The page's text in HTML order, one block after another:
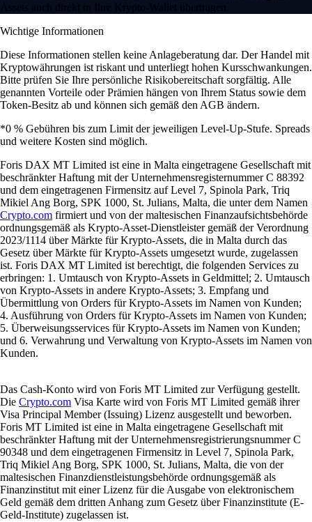
Assets auch direkt in Ihre Krypto-Wallet übertragen.
Wichtige Informationen
Diese Informationen stellen keine Anlageberatung dar. Der Handel mit
Kryptowährungen ist riskant und unterliegt hohen Kursschwankungen.
Bitte prüfen Sie Ihre persönliche Risikobereitschaft sorgfältig. Alle
genannten Vorteile oder Prämien hängen von Ihrem Status sowie dem
Token-Besitz ab und können sich gemäß den AGB ändern.
*0 % Gebühren bis zum Limit der jeweiligen Level-Up-Stufe. Spreads
und weitere Kosten sind möglich.
Foris DAX MT Limited ist eine in Malta eingetragene Gesellschaft mit
beschränkter Haftung mit der Unternehmensregisternummer C 88392
und dem eingetragenen Firmensitz auf Level 7, Spinola Park, Triq
Mikiel Ang Borg, SPK 1000, St. Julians, Malta, die unter dem Namen
Crypto.com firmiert und von der maltesischen Finanzaufsichtsbehörde
ordnungsgemäß als Krypto-Asset-Dienstleister gemäß der Verordnung
2023/1114 über Märkte für Krypto-Assets, die in Malta durch das
Gesetz über Märkte für Krypto-Assets umgesetzt wurde, zugelassen
ist. Foris DAX MT Limited ist berechtigt, die folgenden Services zu
erbringen: 1. Umtausch von Krypto-Assets in Geldmittel; 2. Umtausch
von Krypto-Assets in andere Krypto-Assets; 3. Empfang und
Übermittlung von Orders für Krypto-Assets im Namen von Kunden;
4. Ausführung von Orders für Krypto-Assets im Namen von Kunden;
5. Überweisungsservices für Krypto-Assets im Namen von Kunden;
und 6. Verwahrung und Verwaltung von Krypto-Assets im Namen von
Kunden.
Das Cash-Konto wird von Foris MT Limited zur Verfügung gestellt.
Die Crypto.com Visa Karte wird von Foris MT Limited gemäß ihrer
Visa Principal Member (Issuing) Lizenz ausgestellt und beworben.
Foris MT Limited ist eine in Malta eingetragene Gesellschaft mit
beschränkter Haftung mit der Unternehmensregistrierungsnummer C
90348 und dem eingetragenen Firmensitz in Level 7, Spinola Park,
Triq Mikiel Ang Borg, SPK 1000, St. Julians, Malta, die von der
maltesischen Finanzdienstleistungsbehörde ordnungsgemäß als
Finanzinstitut mit einer Lizenz für die Ausgabe von elektronischem
Geld gemäß dem dritten Anhang zum Gesetz über Finanzinstitute (E-
Geld-Institute) zugelassen ist.